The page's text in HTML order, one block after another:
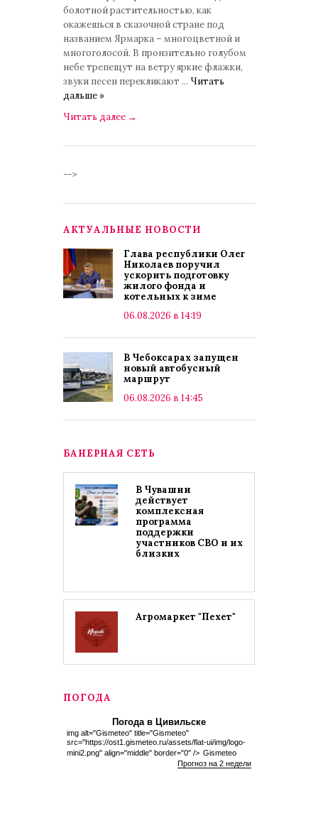
болотной растительностью, как
окажешься в сказочной стране под
названием Ярмарка – многоцветной и
многоголосой. В пронзительно голубом
небе трепещут на ветру яркие флажки,
звуки песен перекликают ... Читать
дальше »
Читать далее →
-->
АКТУАЛЬНЫЕ НОВОСТИ
Глава республики Олег
Николаев поручил
ускорить подготовку
жилого фонда и
котельных к зиме
06.08.2026 в 14:19
В Чебоксарах запущен
новый автобусный
маршрут
06.08.2026 в 14:45
БАНЕРНАЯ СЕТЬ
В Чувашии
действует
комплексная
программа
поддержки
участников СВО и их
близких
Агромаркет "Пехет"
ПОГОДА
Погода в Цивильске
img alt="Gismeteo" title="Gismeteo"
src="https://ost1.gismeteo.ru/assets/flat-ui/img/logo-
mini2.png" align="middle" border="0" /> Gismeteo
Прогноз на 2 недели